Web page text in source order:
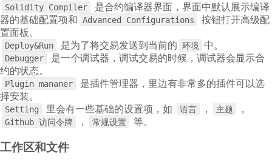
Solidity Compiler
是合约编译器界面，界面中默认展示编译
器的基础配置项和 Advanced Configurations
按钮打开高级配
置面板。
Deploy&Run 是为了将交易发送到当前的 环境 中。
Debugger
是一个调试器，调试交易的时候，调试器会显示合
约的状态。
Plugin mananer
是插件管理器，里边有非常多的插件可以选
择安装。
Setting 里会有一些基础的设置项，如 语言 ， 主题 ，
Github 访问令牌 ， 常规设置 等。
工作区和文件